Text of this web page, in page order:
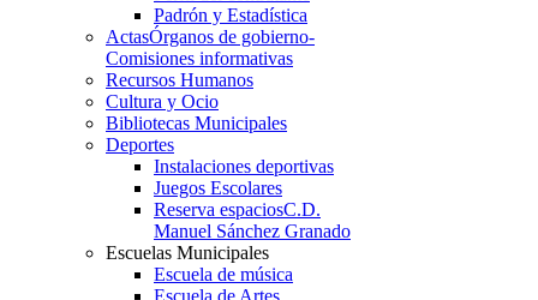
Padrón y Estadística
ActasÓrganos de gobierno-
Comisiones informativas
Recursos Humanos
Cultura y Ocio
Bibliotecas Municipales
Deportes
Instalaciones deportivas
Juegos Escolares
Reserva espaciosC.D.
Manuel Sánchez Granado
Escuelas Municipales
Escuela de música
Escuela de Artes